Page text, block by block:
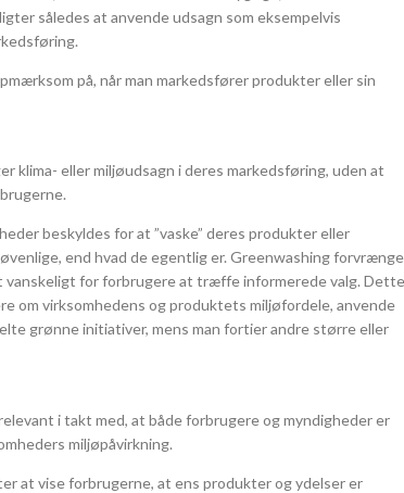
således at anvende udsagn som eksempelvis
på, når man markedsfører produkter eller sin
klima- eller miljøudsagn i deres markedsføring, uden at
beskyldes for at ”vaske” deres produkter eller
end hvad de egentlig er. Greenwashing
for forbrugere at træffe informerede valg. Dette
om virksomhedens og produktets miljøfordele, anvende
grønne initiativer, mens man fortier andre større eller
i takt med, at både forbrugere og myndigheder er
miljøpåvirkning.
at vise forbrugerne, at ens produkter og ydelser er